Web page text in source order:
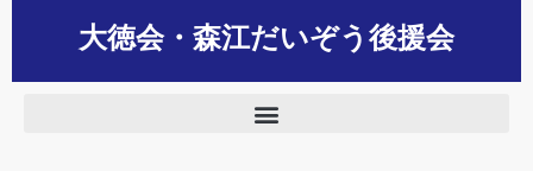
大徳会・森江だいぞう後援会